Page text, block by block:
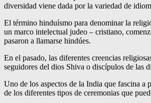
diversidad viene dada por la variedad de
El término hinduísmo para denominar la
un marco intelectual judeo – cristiano,
pasaron a llamarse hindúes.
En el pasado, las diferentes creencias
seguidores del dios Shiva o discípulos de las
Uno de los aspectos de la India que fascina a
de los diferentes tipos de ceremonias que